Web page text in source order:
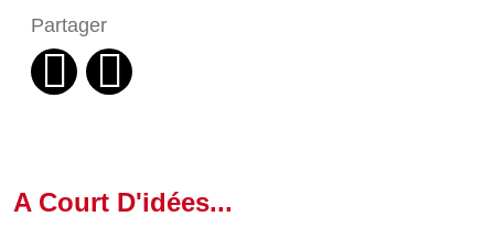
Partager
A Court D'idées...